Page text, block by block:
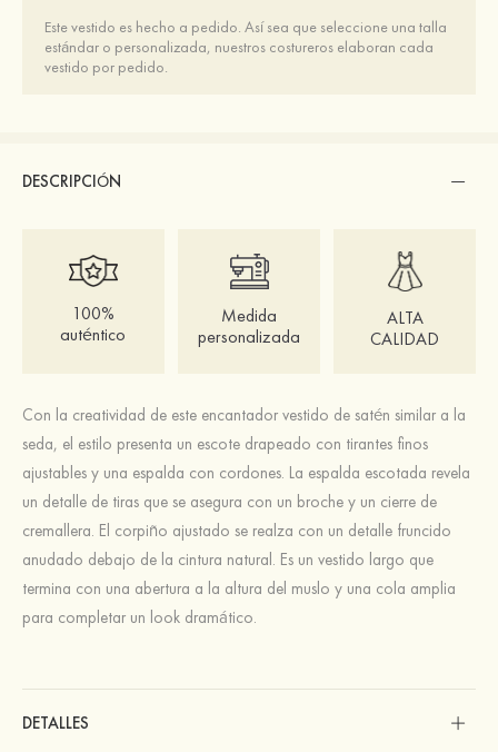
Este vestido es hecho a pedido. Así sea que seleccione una talla
estándar o personalizada, nuestros costureros elaboran cada
vestido por pedido.
DESCRIPCIÓN
100%
auténtico
Medida
personalizada
ALTA
CALIDAD
Con la creatividad de este encantador vestido de satén similar a la
seda, el estilo presenta un escote drapeado con tirantes finos
ajustables y una espalda con cordones. La espalda escotada revela
un detalle de tiras que se asegura con un broche y un cierre de
cremallera. El corpiño ajustado se realza con un detalle fruncido
anudado debajo de la cintura natural. Es un vestido largo que
termina con una abertura a la altura del muslo y una cola amplia
para completar un look dramático.
DETALLES